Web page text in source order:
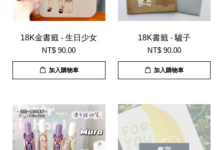
18K金書籤 - 生日少女
NT$ 90.00
加入購物車
18K書籤 - 驢子
NT$ 90.00
加入購物車